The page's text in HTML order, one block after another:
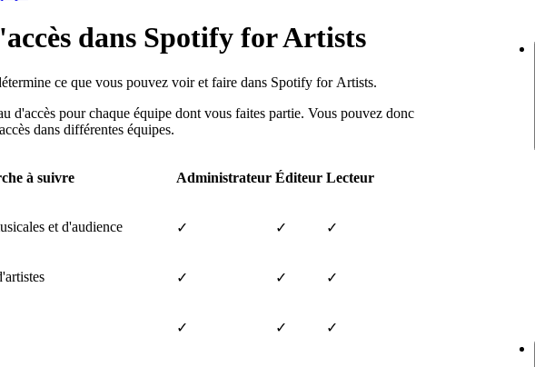
dans Spotify for Artists
ce que vous pouvez voir et faire dans Spotify for Artists.
d'accès pour chaque équipe dont vous faites partie. Vous pouvez donc
dans différentes équipes.
à suivre Administrateur Éditeur Lecteur
et d'audience ✓ ✓ ✓
✓ ✓ ✓
✓ ✓ ✓